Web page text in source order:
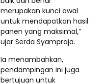
merupakan kunci awal
untuk mendapatkan hasil
panen yang maksimal,”
ujar Serda Syampraja.
Ia menambahkan,
pendampingan ini juga
bertujuan untuk